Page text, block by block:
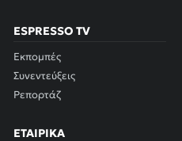
ESPRESSO TV
Εκπομπές
Συνεντεύξεις
Ρεπορτάζ
ΕΤΑΙΡΙΚΆ